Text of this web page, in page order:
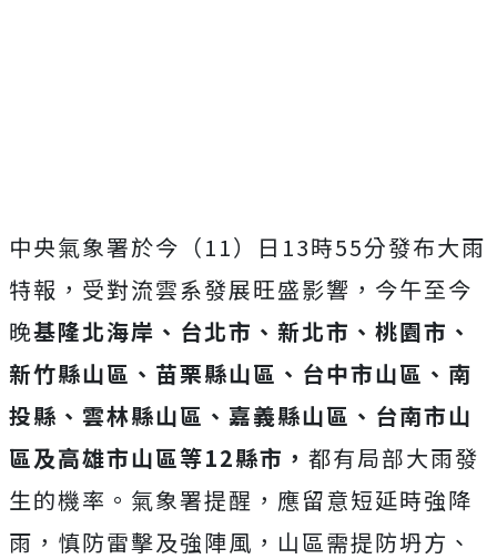
中央氣象署於今（11）日13時55分發布大雨
特報，受對流雲系發展旺盛影響，今午至今
晚基隆北海岸、台北市、新北市、桃園市、
新竹縣山區、苗栗縣山區、台中市山區、南
投縣、雲林縣山區、嘉義縣山區、台南市山
區及高雄市山區等12縣市， 都有局部大雨發
生的機率。氣象署提醒，應留意短延時強降
雨，慎防雷擊及強陣風，山區需提防坍方、